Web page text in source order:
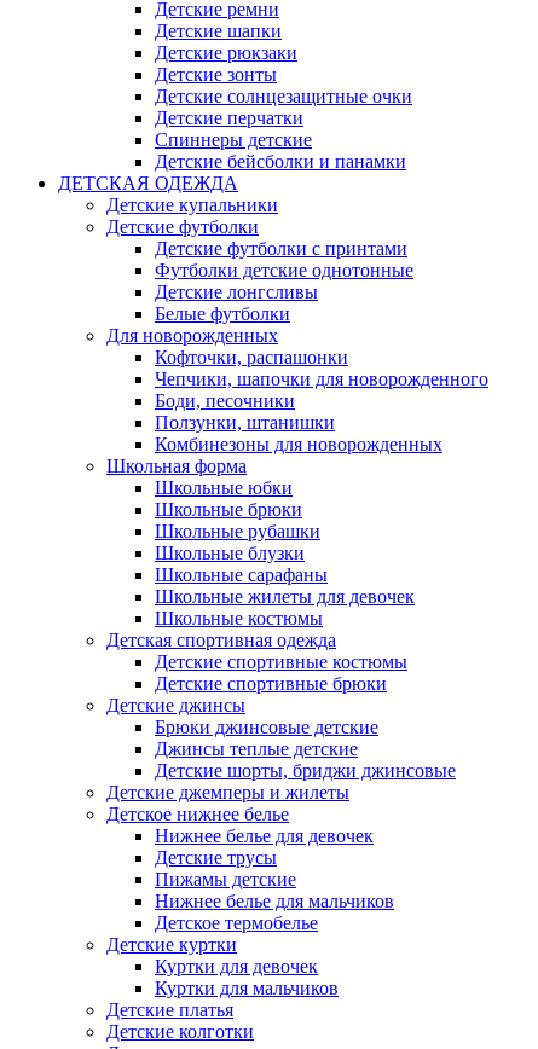
Детские ремни
Детские шапки
Детские рюкзаки
Детские зонты
Детские солнцезащитные очки
Детские перчатки
Спиннеры детские
Детские бейсболки и панамки
ДЕТСКАЯ ОДЕЖДА
Детские купальники
Детские футболки
Детские футболки с принтами
Футболки детские однотонные
Детские лонгсливы
Белые футболки
Для новорожденных
Кофточки, распашонки
Чепчики, шапочки для новорожденного
Боди, песочники
Ползунки, штанишки
Комбинезоны для новорожденных
Школьная форма
Школьные юбки
Школьные брюки
Школьные рубашки
Школьные блузки
Школьные сарафаны
Школьные жилеты для девочек
Школьные костюмы
Детская спортивная одежда
Детские спортивные костюмы
Детские спортивные брюки
Детские джинсы
Брюки джинсовые детские
Джинсы теплые детские
Детские шорты, бриджи джинсовые
Детские джемперы и жилеты
Детское нижнее белье
Нижнее белье для девочек
Детские трусы
Пижамы детские
Нижнее белье для мальчиков
Детское термобелье
Детские куртки
Куртки для девочек
Куртки для мальчиков
Детские платья
Детские колготки